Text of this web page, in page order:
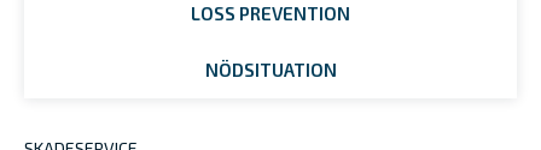
LOSS PREVENTION
NÖDSITUATION